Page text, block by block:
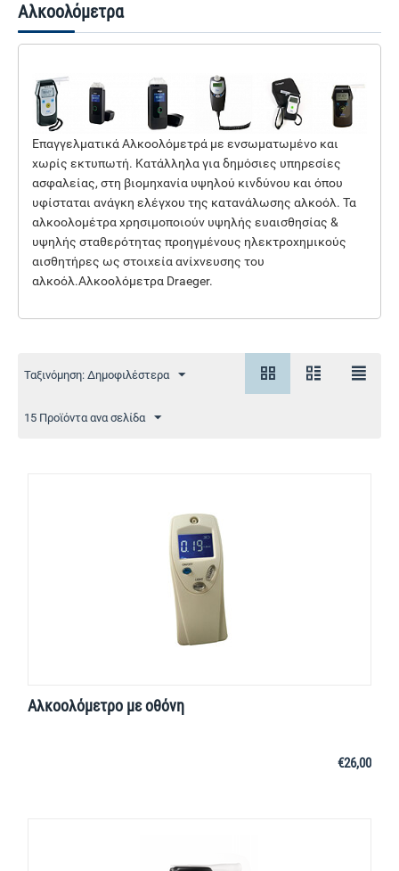
Αλκοολόμετρα
Επαγγελματικά Αλκοολόμετρά με ενσωματωμένο και
χωρίς εκτυπωτή. Κατάλληλα για δημόσιες υπηρεσίες
ασφαλείας, στη βιομηχανία υψηλού κινδύνου και όπου
υφίσταται ανάγκη ελέγχου της κατανάλωσης αλκοόλ. Τα
αλκοολομέτρα χρησιμοποιούν υψηλής ευαισθησίας &
υψηλής σταθερότητας προηγμένους ηλεκτροχημικούς
αισθητήρες ως στοιχεία ανίχνευσης του
αλκοόλ.Αλκοολόμετρα Draeger.
Ταξινόμηση: Δημοφιλέστερα
15 Προϊόντα ανα σελίδα
Αλκοολόμετρο με οθόνη
€26,00